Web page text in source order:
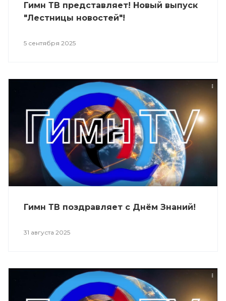
Гимн ТВ представляет! Новый выпуск
"Лестницы новостей"!
5 сентября 2025
Гимн ТВ поздравляет с Днём Знаний!
31 августа 2025